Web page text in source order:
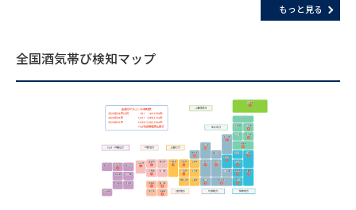
もっと見る
全国酒気帯び検知マップ